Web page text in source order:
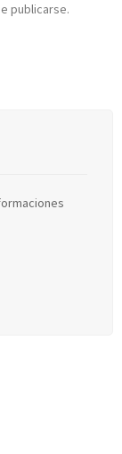
publicarse.